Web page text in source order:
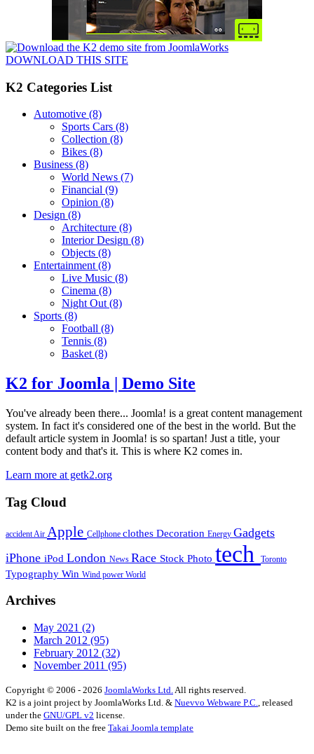
DOWNLOAD THIS SITE
K2 Categories List
Automotive (8)
Sports Cars (8)
Collection (8)
Bikes (8)
Business (8)
World News (7)
Financial (9)
Opinion (8)
Design (8)
Architecture (8)
Interior Design (8)
Objects (8)
Entertainment (8)
Live Music (8)
Cinema (8)
Night Out (8)
Sports (8)
Football (8)
Tennis (8)
Basket (8)
K2 for Joomla | Demo Site
You've already been there... Joomla! is a great content management
system. In fact it's considered one of the best in the world. But the
default article system in Joomla! is so spartan! Just a title, your
content body and that's it. This is where K2 comes in.
Learn more at getk2.org
Tag Cloud
accident Air Apple Cellphone clothes Decoration Energy Gadgets
iPhone iPod London News Race Stock Photo tech Toronto
Typography Win Wind power World
Archives
May 2021 (2)
March 2012 (95)
February 2012 (32)
November 2011 (95)
Copyright © 2006 - 2026 JoomlaWorks Ltd.All rights reserved.
K2 is a joint project by JoomlaWorks Ltd. & Nuevvo Webware P.C., released
under the GNU/GPL v2 license.
Demo site built on the free Takai Joomla template